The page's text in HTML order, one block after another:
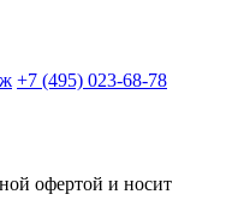
+7 (495) 023-68-78
офертой и носит